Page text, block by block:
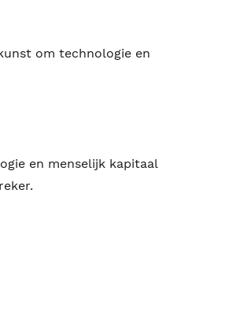
om technologie en
en menselijk kapitaal